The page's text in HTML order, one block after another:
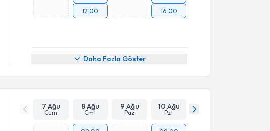
12:00
16:00
Daha Fazla Göster
7 Ağu
Cum
8 Ağu
Cmt
9 Ağu
Paz
10 Ağu
Pzt